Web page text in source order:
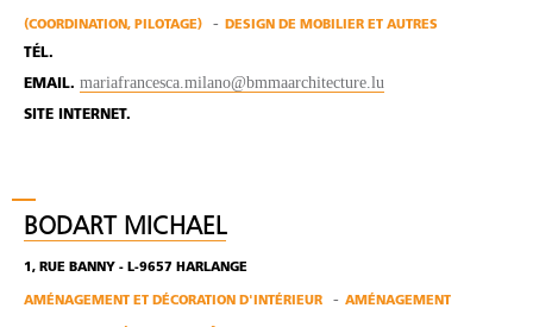
(COORDINATION, PILOTAGE) DESIGN DE MOBILIER ET AUTRES
TÉL.
EMAIL. mariafrancesca.milano@bmmaarchitecture.lu
SITE INTERNET.
BODART MICHAEL
1, RUE BANNY - L-9657 HARLANGE
AMÉNAGEMENT ET DÉCORATION D'INTÉRIEUR AMÉNAGEMENT